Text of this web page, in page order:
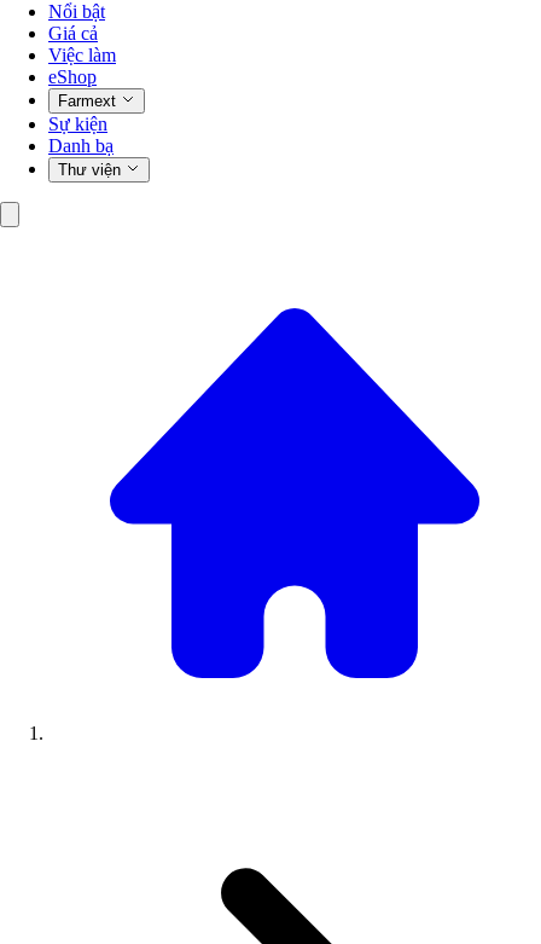
Nổi bật
Giá cả
Việc làm
eShop
Farmext
Sự kiện
Danh bạ
Thư viện